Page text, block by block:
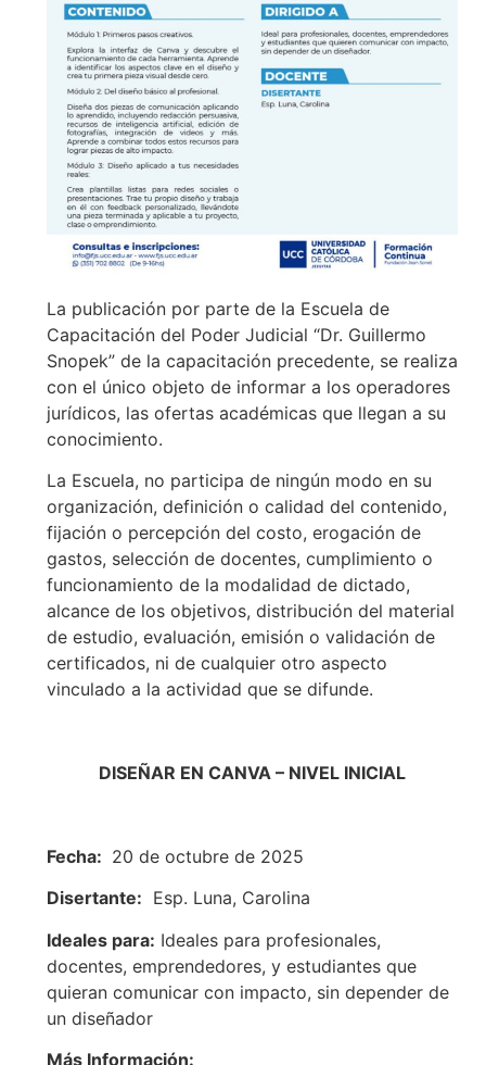
La publicación por parte de la Escuela de
Capacitación del Poder Judicial “Dr. Guillermo
Snopek” de la capacitación precedente, se realiza
con el único objeto de informar a los operadores
jurídicos, las ofertas académicas que llegan a su
conocimiento.
La Escuela, no participa de ningún modo en su
organización, definición o calidad del contenido,
fijación o percepción del costo, erogación de
gastos, selección de docentes, cumplimiento o
funcionamiento de la modalidad de dictado,
alcance de los objetivos, distribución del material
de estudio, evaluación, emisión o validación de
certificados, ni de cualquier otro aspecto
vinculado a la actividad que se difunde.
DISEÑAR EN CANVA – NIVEL INICIAL
Fecha: 20 de octubre de 2025
Disertante: Esp. Luna, Carolina
Ideales para: Ideales para profesionales,
docentes, emprendedores, y estudiantes que
quieran comunicar con impacto, sin depender de
un diseñador
Más Información: